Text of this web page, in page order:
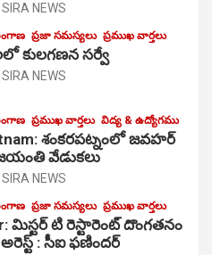
SIRA NEWS
ప్రజా సమస్యలు ప్రముఖ వార్తలు
కులగణన సర్వే
SIRA NEWS
ప్రముఖ వార్తలు విద్య & ఉద్యోగము
శంకరపట్నంలో జవహర్
వేడుకలు
SIRA NEWS
ప్రజా సమస్యలు ప్రముఖ వార్తలు
మిస్టర్ టి రెస్టారెంట్ దొంగతనం
: సీఐ ఫణిందర్